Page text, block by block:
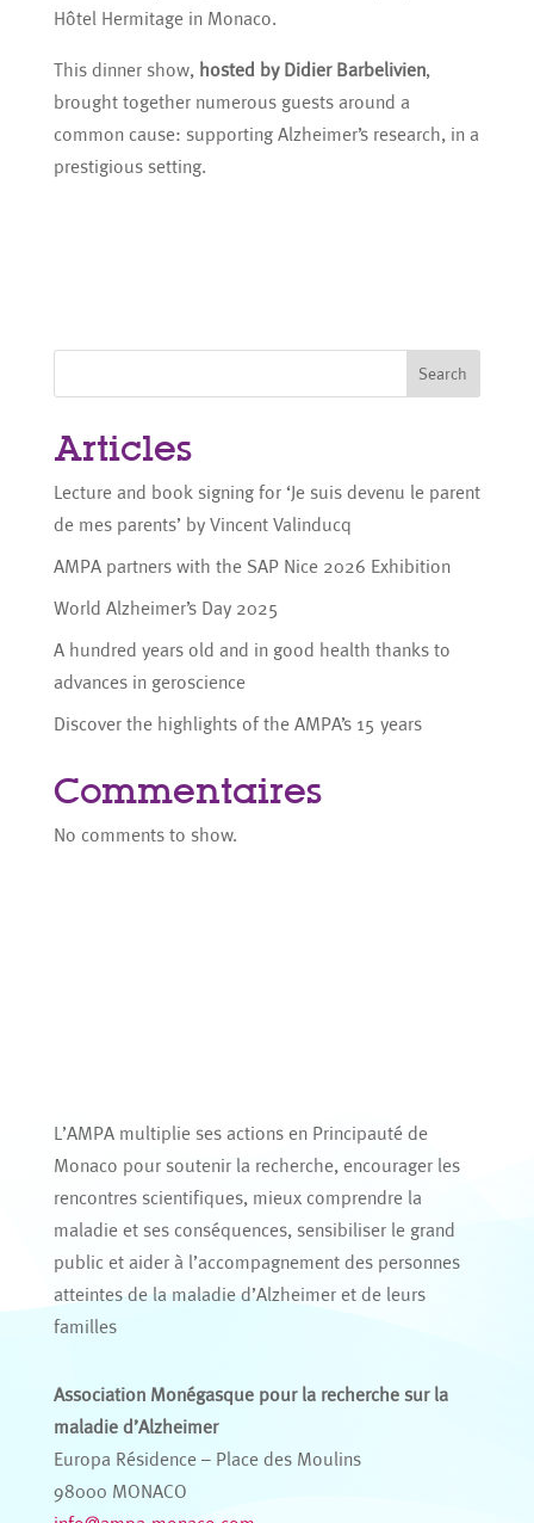
Hôtel Hermitage in Monaco.
This dinner show, hosted by Didier Barbelivien,
brought together numerous guests around a
common cause: supporting Alzheimer’s research, in a
prestigious setting.
Search
Articles
Lecture and book signing for ‘Je suis devenu le parent
de mes parents’ by Vincent Valinducq
AMPA partners with the SAP Nice 2026 Exhibition
World Alzheimer’s Day 2025
A hundred years old and in good health thanks to
advances in geroscience
Discover the highlights of the AMPA’s 15 years
Commentaires
No comments to show.
L’AMPA multiplie ses actions en Principauté de
Monaco pour soutenir la recherche, encourager les
rencontres scientifiques, mieux comprendre la
maladie et ses conséquences, sensibiliser le grand
public et aider à l’accompagnement des personnes
atteintes de la maladie d’Alzheimer et de leurs
familles
Association Monégasque pour la recherche sur la
maladie d’Alzheimer
Europa Résidence – Place des Moulins
98000 MONACO